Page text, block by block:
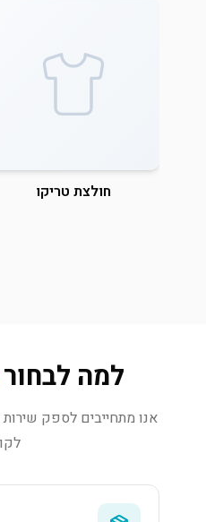
חולצת טריקו
למה
אנו מתחייבים לספק שירות